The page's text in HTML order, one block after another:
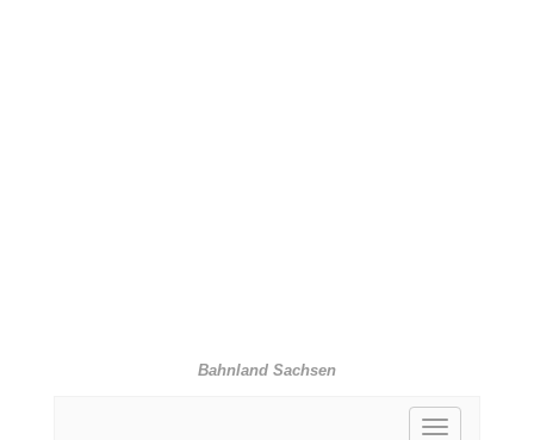
Bahnland Sachsen
Toggle